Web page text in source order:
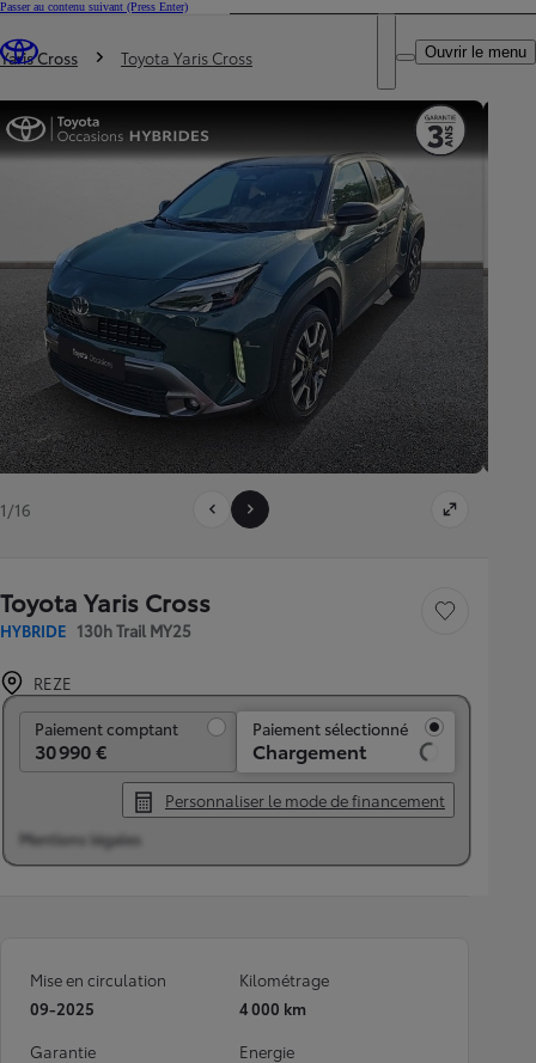
Passer au contenu suivant (Press Enter)
Trouvez un partenaire Toyota
DEALER NAME
Ouvrir le menu
Vous êtes ici
Yaris Cross Toyota Yaris Cross
1/16
Toyota Yaris Cross
HYBRIDE 130h Trail MY25
Sauvegarder le
REZE
Paiement comptant
30 990 €
Paiement sélectionné
Chargement
Personnaliser le mode de financement
Mentions légales
Mise en circulation
09-2025
Kilométrage
4 000 km
Garantie
Energie